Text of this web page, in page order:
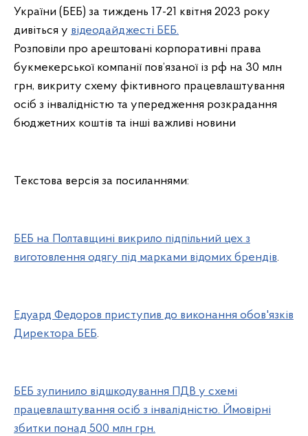
України (БЕБ) за тиждень 17-21 квітня 2023 року
дивіться у відеодайджесті БЕБ.
Розповіли про арештовані корпоративні права
букмекерської компанії пов’язаної із рф на 30 млн
грн, викриту схему фіктивного працевлаштування
осіб з інвалідністю та упередження розкрадання
бюджетних коштів та інші важливі новини
Текстова версія за посиланнями:
БЕБ на Полтавщині викрило підпільний цех з
виготовлення одягу під марками відомих брендів.
Едуард Федоров приступив до виконання обов'язків
Директора БЕБ.
БЕБ зупинило відшкодування ПДВ у схемі
працевлаштування осіб з інвалідністю. Ймовірні
збитки понад 500 млн грн.